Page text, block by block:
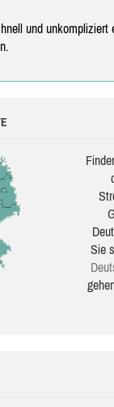
und unkompliziert
Sie